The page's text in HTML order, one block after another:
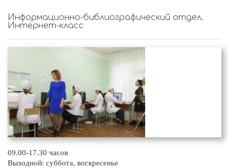
Информационно-библиографический отдел.
Интернет-класс
09.00-17.30 часов
Выходной: суббота, воскресенье